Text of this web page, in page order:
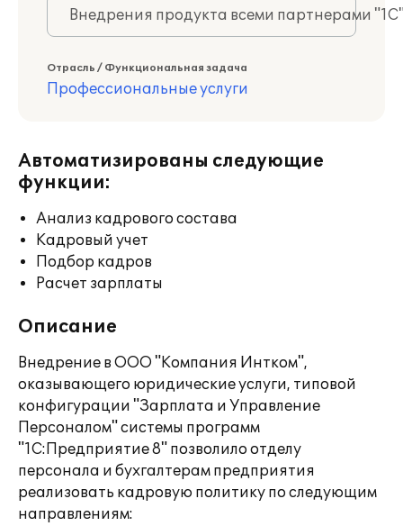
Внедрения продукта всеми партнерами
Отрасль / Функциональная задача
Профессиональные услуги
Автоматизированы следующие
функции:
Анализ кадрового состава
Кадровый учет
Подбор кадров
Расчет зарплаты
Описание
Внедрение в ООО "Компания Интком",
оказывающего юридические услуги, типовой
конфигурации "Зарплата и Управление
Персоналом" системы программ
"1С:Предприятие 8" позволило отделу
персонала и бухгалтерам предприятия
реализовать кадровую политику по следующим
направлениям: